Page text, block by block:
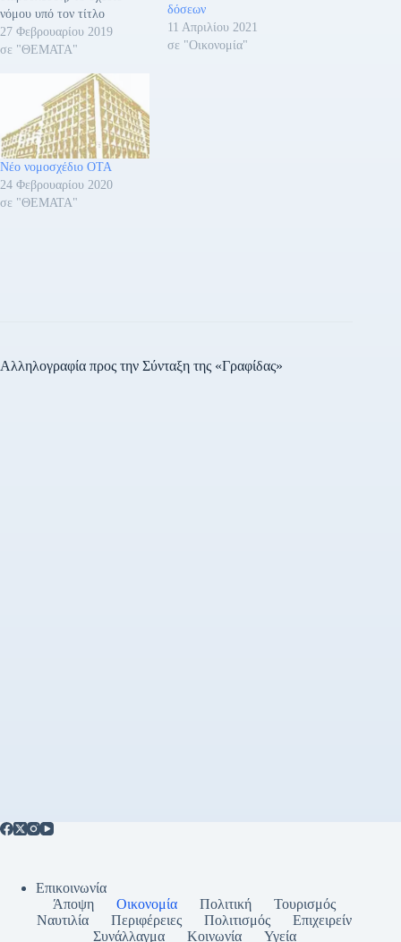
νόμου υπό τον τίτλο
«Διατάξεις για την Ελληνική
Αναπτυξιακή Τράπεζα». Η
μέχρι την Παρασκευή 8
Μαρτίου 2019 και ώρα
15:00. Σχέδιο νόμου
Αναπτυξιακής
ΤράπεζαςΛήψη Αιτιολογική
Έκθεση Αναπτυξιακής
ΤράπεζαςΛήψη
27 Φεβρουαρίου 2019
σε "ΘΕΜΑΤΑ"
δόσεων
11 Απριλίου 2021
σε "Οικονομία"
Νέο νομοσχέδιο ΟΤΑ
24 Φεβρουαρίου 2020
σε "ΘΕΜΑΤΑ"
Αλληλογραφία προς την Σύνταξη της «Γραφίδας»
Επικοινωνία
Άποψη
Οικονομία Πολιτική
Τουρισμός
Ναυτιλία
Περιφέρειες Πολιτισμός
Επιχειρείν
Συνάλλαγμα
Κοινωνία Υγεία